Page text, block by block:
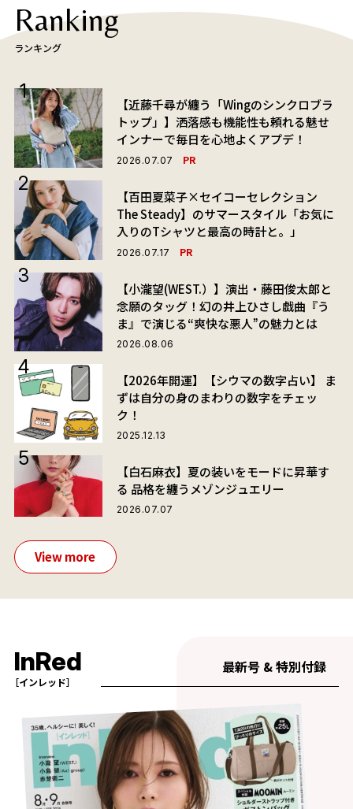
Ranking
ランキング
【近藤千尋が纏う「Wingのシンクロブラ
トップ」】洒落感も機能性も頼れる魅せ
インナーで毎日を心地よくアプデ！
2026.07.07 PR
【百田夏菜子×セイコーセレクション
The Steady】のサマースタイル「お気に
入りのTシャツと最高の時計と。」
2026.07.17 PR
【小瀧望(WEST.）】演出・藤田俊太郎と
念願のタッグ！幻の井上ひさし戯曲『う
ま』で演じる“爽快な悪人”の魅力とは
2026.08.06
【2026年開運】【シウマの数字占い】 ま
ずは自分の身のまわりの数字をチェッ
ク！
2025.12.13
【白石麻衣】夏の装いをモードに昇華す
る 品格を纏うメゾンジュエリー
2026.07.07
View more
InRed
［インレッド］
最新号 & 特別付録